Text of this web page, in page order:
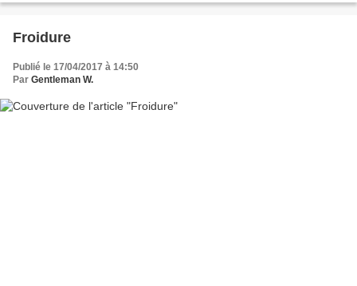
Froidure
Publié le 17/04/2017 à 14:50
Par Gentleman W.